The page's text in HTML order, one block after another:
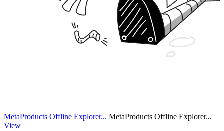
MetaProducts Offline Explorer... MetaProducts Offline Explorer...
View